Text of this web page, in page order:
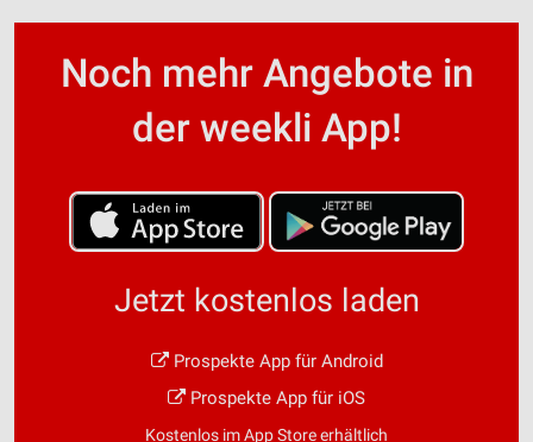
Noch mehr Angebote in
der weekli App!
Jetzt kostenlos laden
Prospekte App für Android
Prospekte App für iOS
Kostenlos im App Store erhältlich